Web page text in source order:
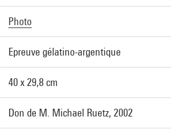
Photo
Epreuve gélatino-argentique
40 x 29,8 cm
Don de M. Michael Ruetz, 2002